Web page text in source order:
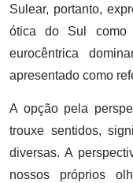
Sulear, portanto,
ótica do Sul como
eurocêntrica
apresentado como
A opção pela
trouxe sentidos,
diversas. A
nossos próprios